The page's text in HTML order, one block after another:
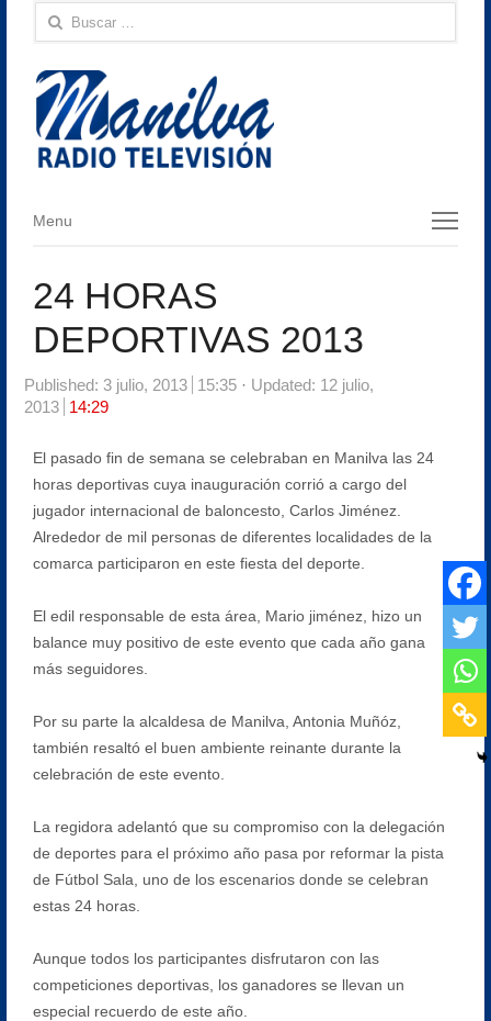
Buscar:
Menu
Menu
24 HORAS
DEPORTIVAS 2013
Published: 3 julio, 2013 15:35
Updated: 12 julio,
2013
14:29
El pasado fin de semana se celebraban en Manilva las 24
horas deportivas cuya inauguración corrió a cargo del
jugador internacional de baloncesto, Carlos Jiménez.
Alrededor de mil personas de diferentes localidades de la
comarca participaron en este fiesta del deporte.
El edil responsable de esta área, Mario jiménez, hizo un
balance muy positivo de este evento que cada año gana
más seguidores.
Por su parte la alcaldesa de Manilva, Antonia Muñóz,
también resaltó el buen ambiente reinante durante la
celebración de este evento.
La regidora adelantó que su compromiso con la delegación
de deportes para el próximo año pasa por reformar la pista
de Fútbol Sala, uno de los escenarios donde se celebran
estas 24 horas.
Aunque todos los participantes disfrutaron con las
competiciones deportivas, los ganadores se llevan un
especial recuerdo de este año.